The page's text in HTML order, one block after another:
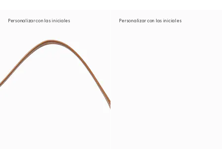
Personalizar con las iniciales Personalizar con las iniciales